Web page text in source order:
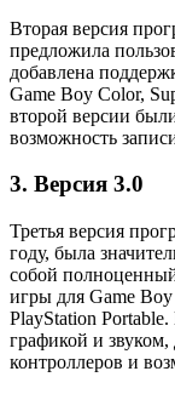
Вторая версия
предложила
добавлена
Game Boy Color,
второй версии
возможность
3. Версия 3.0
Третья версия
году, была
собой
игры для Game
PlayStation
графикой и
контроллеров и